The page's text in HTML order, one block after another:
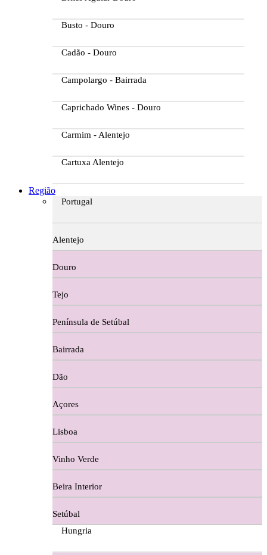
Busto - Douro
Cadão - Douro
Campolargo - Bairrada
Caprichado Wines - Douro
Carmim - Alentejo
Cartuxa Alentejo
Casa Dos Migueis Douro
Casa Relvas Alentejo
Caves de São João - Bairrada
Charcutaria
Copos e Decanter
Cortes De Reguengo Douro
Digestivos
Divai - Alentejo
Dona Sancha Dão
Doroteia Douro
Ermelinda Freitas - Setubal
Região
Portugal
Alentejo
Douro
Tejo
Península de Setúbal
Bairrada
Dão
Açores
Lisboa
Vinho Verde
Beira Interior
Setúbal
Hungria